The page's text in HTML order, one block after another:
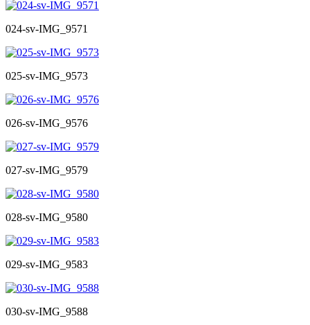
024-sv-IMG_9571
025-sv-IMG_9573
026-sv-IMG_9576
027-sv-IMG_9579
028-sv-IMG_9580
029-sv-IMG_9583
030-sv-IMG_9588